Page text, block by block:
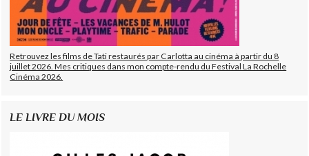
Retrouvez les films de Tati restaurés par Carlotta au cinéma à partir du 8
juillet 2026. Mes critiques dans mon compte-rendu du Festival La Rochelle
Cinéma 2026.
LE LIVRE DU MOIS